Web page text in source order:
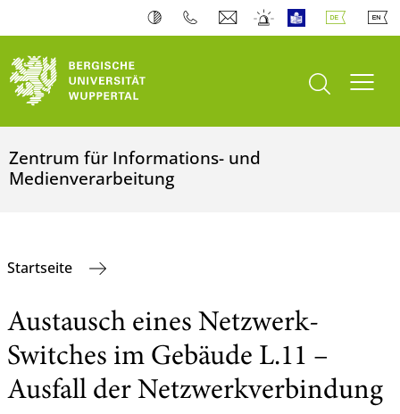
Suche öffnen
Zentrum für Informations- und
Medienverarbeitung
Startseite
Austausch eines Netzwerk-
Switches im Gebäude L.11 –
Ausfall der Netzwerkverbindung